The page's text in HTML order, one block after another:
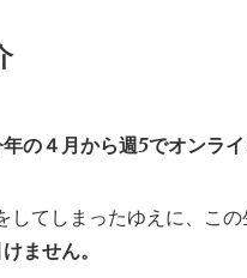
の４月から週5でオンラ
してしまったゆえに、こ
ません。